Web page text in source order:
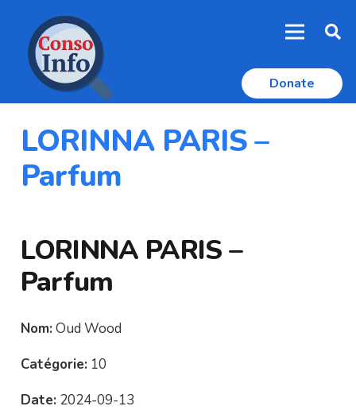
Donate
LORINNA PARIS –
Parfum
LORINNA PARIS –
Parfum
Nom: Oud Wood
Catégorie: 10
Date: 2024-09-13